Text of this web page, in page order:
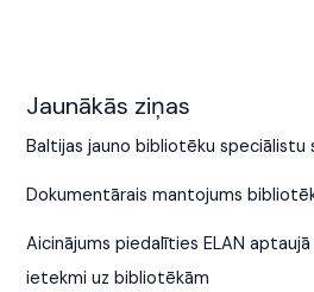
Jaunākās ziņas
Baltijas jauno bibliotēku speciālistu
Dokumentārais mantojums
Aicinājums piedalīties ELAN
ietekmi uz bibliotēkām